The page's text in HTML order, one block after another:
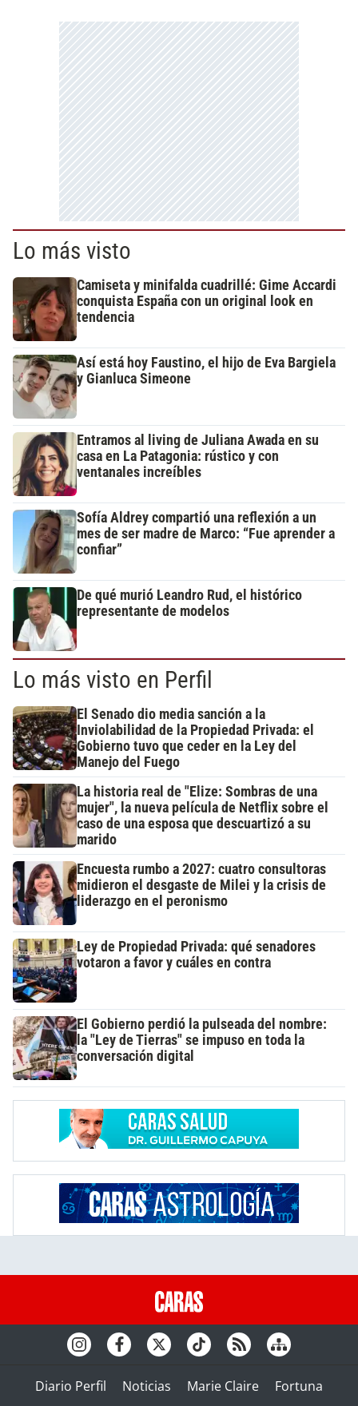
Lo más visto
Camiseta y minifalda cuadrillé: Gime Accardi
conquista España con un original look en
tendencia
Así está hoy Faustino, el hijo de Eva Bargiela
y Gianluca Simeone
Entramos al living de Juliana Awada en su
casa en La Patagonia: rústico y con
ventanales increíbles
Sofía Aldrey compartió una reflexión a un
mes de ser madre de Marco: “Fue aprender a
confiar”
De qué murió Leandro Rud, el histórico
representante de modelos
Lo más visto en Perfil
El Senado dio media sanción a la
Inviolabilidad de la Propiedad Privada: el
Gobierno tuvo que ceder en la Ley del
Manejo del Fuego
La historia real de "Elize: Sombras de una
mujer", la nueva película de Netflix sobre el
caso de una esposa que descuartizó a su
marido
Encuesta rumbo a 2027: cuatro consultoras
midieron el desgaste de Milei y la crisis de
liderazgo en el peronismo
Ley de Propiedad Privada: qué senadores
votaron a favor y cuáles en contra
El Gobierno perdió la pulseada del nombre:
la "Ley de Tierras" se impuso en toda la
conversación digital
Diario Perfil Noticias Marie Claire
Fortuna